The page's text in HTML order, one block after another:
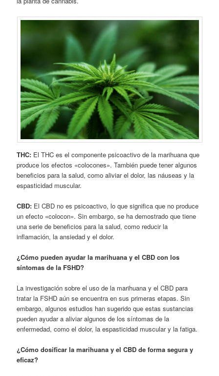
THC: El THC es el componente psicoactivo de la marihuana que
produce los efectos «colocones». También puede tener algunos
beneficios para la salud, como aliviar el dolor, las náuseas y la
espasticidad muscular.
CBD: El CBD no es psicoactivo, lo que significa que no produce
un efecto «colocon». Sin embargo, se ha demostrado que tiene
una serie de beneficios para la salud, como reducir la
inflamación, la ansiedad y el dolor.
¿Cómo pueden ayudar la marihuana y el CBD con los
síntomas de la FSHD?
La investigación sobre el uso de la marihuana y el CBD para
tratar la FSHD aún se encuentra en sus primeras etapas. Sin
embargo, algunos estudios han sugerido que estas sustancias
pueden ayudar a aliviar algunos de los síntomas de la
enfermedad, como el dolor, la espasticidad muscular y la fatiga.
¿Cómo dosificar la marihuana y el CBD de forma segura y
eficaz?